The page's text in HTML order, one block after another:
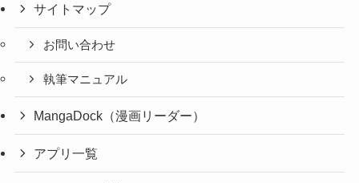
サイトマップ
お問い合わせ
執筆マニュアル
MangaDock（漫画リーダー）
アプリ一覧